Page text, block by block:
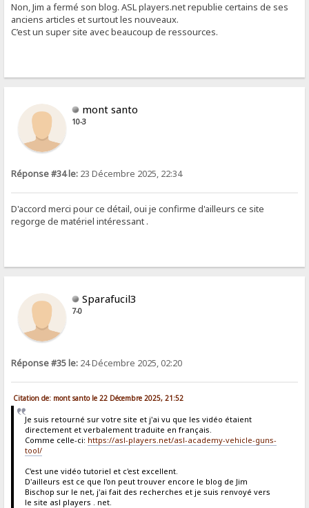
Non, Jim a fermé son blog. ASL players.net republie certains de ses
anciens articles et surtout les nouveaux.
C’est un super site avec beaucoup de ressources.
mont santo
10-3
Réponse #34 le: 23 Décembre 2025, 22:34
D'accord merci pour ce détail, oui je confirme d'ailleurs ce site
regorge de matériel intéressant .
Sparafucil3
7-0
Réponse #35 le: 24 Décembre 2025, 02:20
Citation de: mont santo le 22 Décembre 2025, 21:52
Je suis retourné sur votre site et j'ai vu que les vidéo étaient
directement et verbalement traduite en français.
Comme celle-ci: https://asl-players.net/asl-academy-vehicle-guns-
tool/
C'est une vidéo tutoriel et c'est excellent.
D'ailleurs est ce que l'on peut trouver encore le blog de Jim
Bischop sur le net, j'ai fait des recherches et je suis renvoyé vers
le site asl players . net.